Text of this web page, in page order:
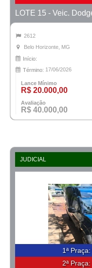
2612
Belo Horizonte, MG
Início:
Término: 17/06/2026
Lance Mínimo
R$ 20.000,00
Avaliação
R$ 40.000,00
JUDICIAL
1ª Praça:
2ª Praça: